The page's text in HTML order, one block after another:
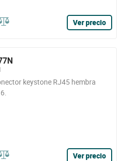
Ver precio
keystone RJ45 hembra
Ver precio